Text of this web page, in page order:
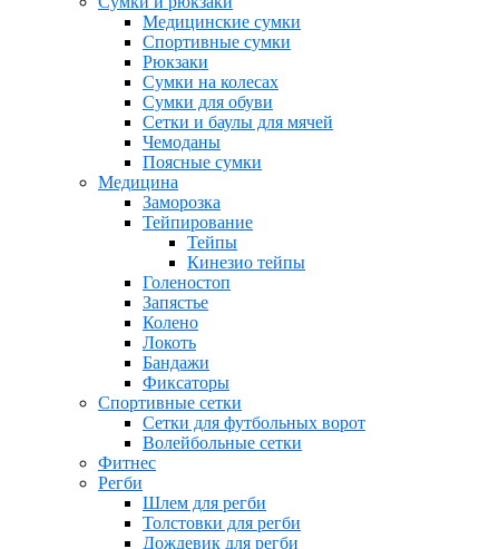
Медицинские сумки
Спортивные сумки
Рюкзаки
Сумки на колесах
Сумки для обуви
Сетки и баулы для мячей
Чемоданы
Поясные сумки
Медицина
Заморозка
Тейпирование
Тейпы
Кинезио тейпы
Голеностоп
Запястье
Колено
Локоть
Бандажи
Фиксаторы
Спортивные сетки
Сетки для футбольных ворот
Волейбольные сетки
Фитнес
Регби
Шлем для регби
Толстовки для регби
Дождевик для регби